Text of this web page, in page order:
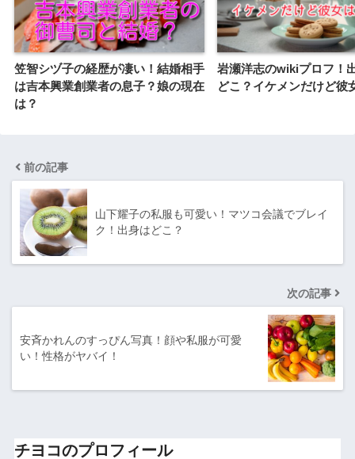
笠智シヅ子の経歴が凄い！結婚相手
は吉本興業創業者の息子？娘の現在
は？
岩瀬洋志のwikiプロフ！
どこ？イケメンだけど彼
前の記事
山下耀子の私服も可愛い！マツコ会議でブレイ
ク！出身はどこ？
次の記事
安斉かれんのすっぴん写真！顔や私服が可愛
い！性格がヤバイ！
チヨコのプロフィール